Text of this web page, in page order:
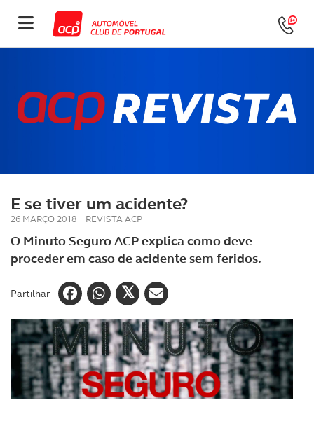
E se tiver um acidente?
26 MARÇO 2018 | REVISTA ACP
O Minuto Seguro ACP explica como deve
proceder em caso de acidente sem feridos.
Partilhar